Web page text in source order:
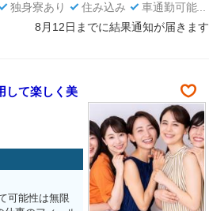
独身寮あり 住み込み
車通勤可能
8月12日までに結果通知が届きます
して楽しく美
可能性は無限